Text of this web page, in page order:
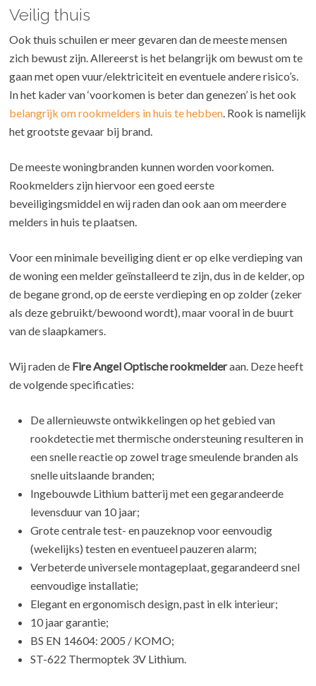
Veilig thuis
Ook thuis schuilen er meer gevaren dan de meeste mensen
zich bewust zijn. Allereerst is het belangrijk om bewust om te
gaan met open vuur/elektriciteit en eventuele andere risico’s.
In het kader van ‘voorkomen is beter dan genezen’ is het ook
belangrijk om rookmelders in huis te hebben. Rook is namelijk
het grootste gevaar bij brand.
De meeste woningbranden kunnen worden voorkomen.
Rookmelders zijn hiervoor een goed eerste
beveiligingsmiddel en wij raden dan ook aan om meerdere
melders in huis te plaatsen.
Voor een minimale beveiliging dient er op elke verdieping van
de woning een melder geïnstalleerd te zijn, dus in de kelder, op
de begane grond, op de eerste verdieping en op zolder (zeker
als deze gebruikt/bewoond wordt), maar vooral in de buurt
van de slaapkamers.
Wij raden de Fire Angel Optische rookmelderaan. Deze heeft
de volgende specificaties:
De allernieuwste ontwikkelingen op het gebied van
rookdetectie met thermische ondersteuning resulteren in
een snelle reactie op zowel trage smeulende branden als
snelle uitslaande branden;
Ingebouwde Lithium batterij met een gegarandeerde
levensduur van 10 jaar;
Grote centrale test- en pauzeknop voor eenvoudig
(wekelijks) testen en eventueel pauzeren alarm;
Verbeterde universele montageplaat, gegarandeerd snel
eenvoudige installatie;
Elegant en ergonomisch design, past in elk interieur;
10 jaar garantie;
BS EN 14604: 2005 / KOMO;
ST-622 Thermoptek 3V Lithium.